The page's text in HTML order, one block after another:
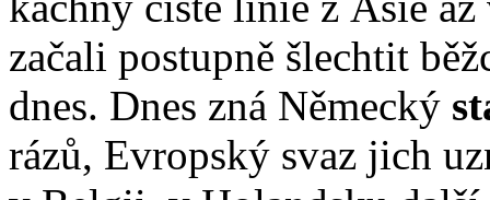
začali postupně šlechtit
dnes. Dnes zná Německý
rázů, Evropský svaz jich